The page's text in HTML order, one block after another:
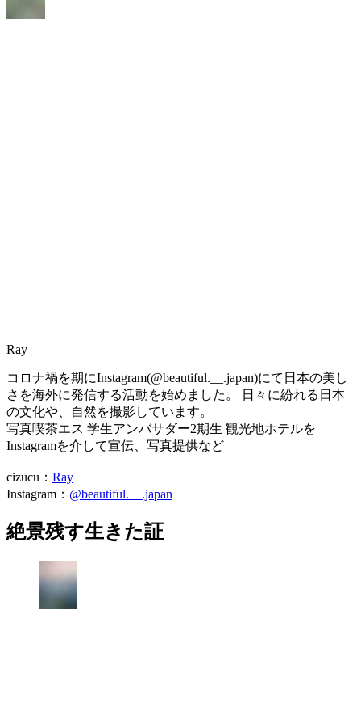
Ray
コロナ禍を期にInstagram(@beautiful.__.japan)にて日本の美し
さを海外に発信する活動を始めました。 日々に紛れる日本
の文化や、自然を撮影しています。
写真喫茶エス 学生アンバサダー2期生 観光地ホテルを
Instagramを介して宣伝、写真提供など
cizucu： Ray
Instagram： @beautiful.__.japan
絶景残す生きた証